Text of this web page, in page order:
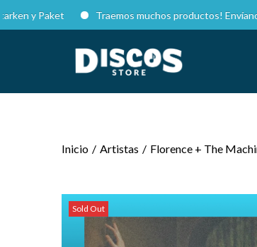
Traemos muchos productos! Envíanos DM
Inicio / Artistas / Florence + The
Sold Out